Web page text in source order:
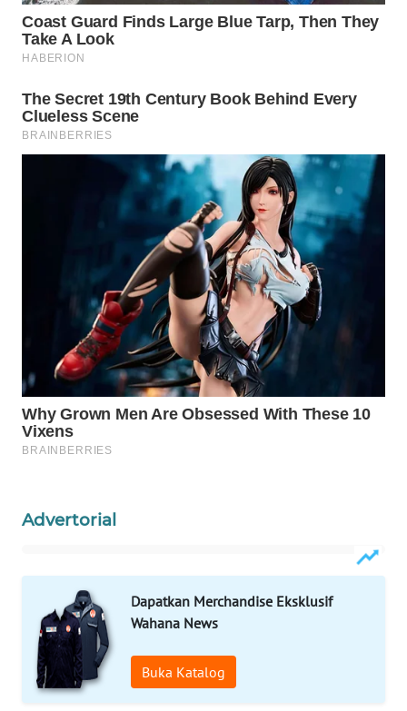
Advertorial
Dapatkan Merchandise Eksklusif
Wahana News
Buka Katalog
LAPAK
WAHANA
Wahana
Network
KONSUMEN
MAWAKA
ID
MARTABAT
NET
WATCH
LPKKI
LKKI
KOPEKLIN